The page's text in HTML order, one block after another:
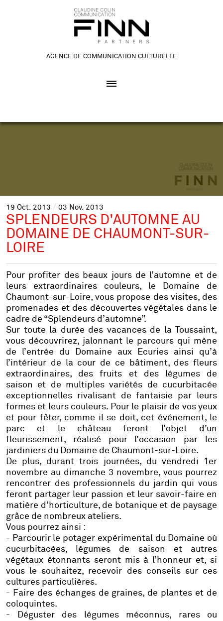
AGENCE DE COMMUNICATION CULTURELLE
19 Oct. 2013 03 Nov. 2013
SPLENDEURS D'AUTOMNE AU
DOMAINE DE CHAUMONT-SUR-
LOIRE
Pour profiter des beaux jours de l’automne et de
leurs extraordinaires couleurs, le Domaine de
Chaumont-sur-Loire, vous propose des visites, des
promenades et des découvertes végétales dans le
cadre de “Splendeurs d’automne”.
Sur toute la durée des vacances de la Toussaint,
vous découvrirez, jalonnant le parcours qui mène
de l’entrée du Domaine aux Ecuries ainsi qu’à
l’intérieur de la cour de ce bâtiment, des fleurs
extraordinaires, des fruits et des légumes de
saison et de multiples variétés de cucurbitacée
exceptionnelles rivalisant de fantaisie par leurs
formes et leurs couleurs. Pour le plaisir de vos yeux
et pour fêter, comme il se doit, cet événement, le
parc et le château feront l’objet d’un
fleurissement, réalisé pour l’occasion par les
jardiniers du Domaine de Chaumont-sur-Loire.
De plus, durant trois journées, du vendredi 1er
novembre au dimanche 3 novembre, vous pourrez
rencontrer des professionnels du jardin qui vous
feront partager leur passion et leur savoir-faire en
matière d’horticulture, de botanique et de paysage
grâce de nombreux ateliers.
Vous pourrez ainsi :
- Parcourir le potager expérimental du Domaine où
cucurbitacées, légumes de saison et autres
végétaux étonnants seront mis à l’honneur et, si
vous le souhaitez, recevoir des conseils sur ces
cultures particulières.
- Faire des échanges de graines, de plantes et de
coloquintes.
- Déguster des légumes méconnus, rares ou